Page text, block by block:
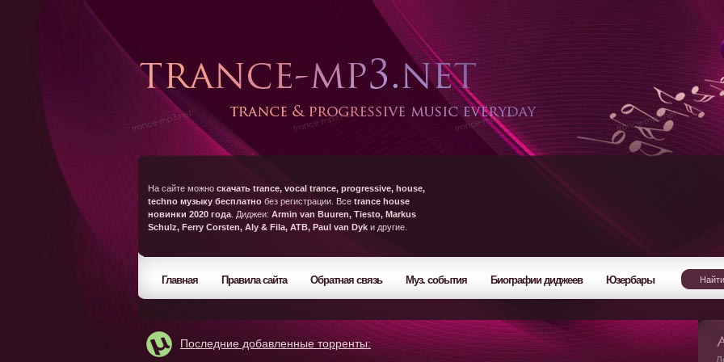
На сайте можно скачать trance, vocal trance, progressive, house,
techno музыку бесплатно без регистрации. Все trance house
новинки 2020 года . Диджеи: Armin van Buuren, Tiesto, Markus
Schulz, Ferry Corsten, Aly & Fila, ATB, Paul van Dyk и другие.
Главная Правила сайта Обратная связь Муз. события Биографии диджеев Юзербары
Последние добавленные торренты: